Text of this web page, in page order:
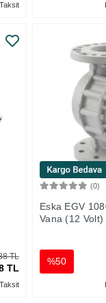
TL
TL
(0)
Eska EGV
Vana (12
%50